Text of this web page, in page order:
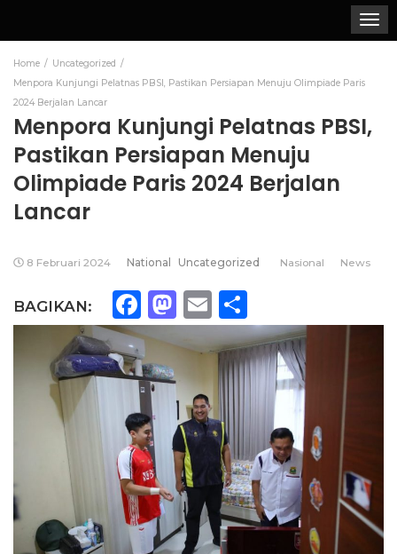
Home
Uncategorized
Menpora Kunjungi Pelatnas PBSI, Pastikan Persiapan Menuju Olimpiade Paris
2024 Berjalan Lancar
Menpora Kunjungi Pelatnas PBSI,
Pastikan Persiapan Menuju
Olimpiade Paris 2024 Berjalan
Lancar
8 Februari 2024 National Uncategorized Nasional News
BAGIKAN: Facebook
Mastodon
Email